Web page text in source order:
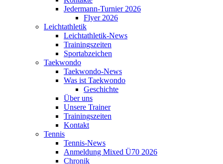
Jedermann-Turnier 2026
Flyer 2026
Leichtathletik
Leichtathletik-News
Trainingszeiten
Sportabzeichen
Taekwondo
Taekwondo-News
Was ist Taekwondo
Geschichte
Über uns
Unsere Trainer
Trainingszeiten
Kontakt
Tennis
Tennis-News
Anmeldung Mixed Ü70 2026
Chronik